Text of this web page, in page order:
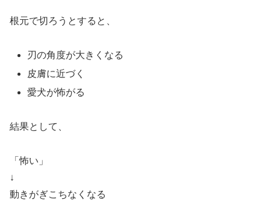
根元で切ろうとすると、
刃の角度が大きくなる
皮膚に近づく
愛犬が怖がる
結果として、
「怖い」
↓
動きがぎこちなくなる